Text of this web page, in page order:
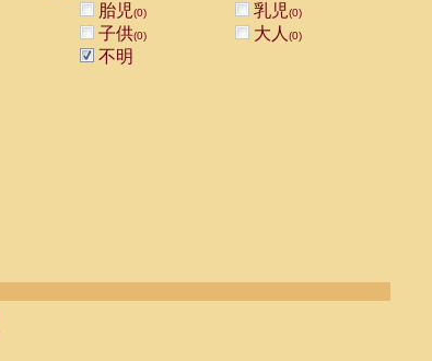
胎児(0) 乳児(0)
子供(0) 大人 (0)
不明